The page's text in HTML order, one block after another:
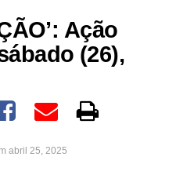
Ação
(26),
abril 25, 2025